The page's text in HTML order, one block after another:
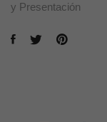
y Presentación